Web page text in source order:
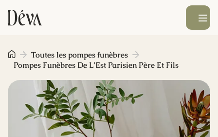
Obsèques
Prévoyance
Monument funéraire
Ouvrir le
Toutes les pompes funèbres
Pompes Funèbres De L'Est Parisien Père Et Fils